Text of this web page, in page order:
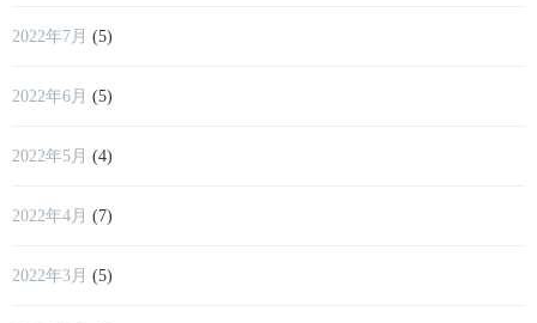
2022年7月 (5)
2022年6月 (5)
2022年5月 (4)
2022年4月 (7)
2022年3月 (5)